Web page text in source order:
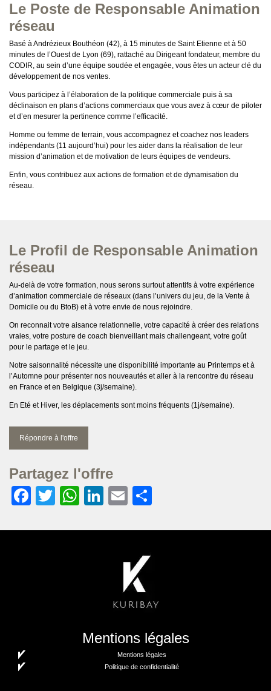
Le Poste de Responsable Animation
réseau
Basé à Andrézieux Bouthéon (42), à 15 minutes de Saint Etienne et à 50
minutes de l’Ouest de Lyon (69), rattaché au Dirigeant fondateur, membre du
CODIR, au sein d’une équipe soudée et engagée, vous êtes un acteur clé du
développement de nos ventes.
Vous participez à l’élaboration de la politique commerciale puis à sa
déclinaison en plans d’actions commerciaux que vous avez à cœur de piloter
et d’en mesurer la pertinence comme l’efficacité.
Homme ou femme de terrain, vous accompagnez et coachez nos leaders
indépendants (11 aujourd’hui) pour les aider dans la réalisation de leur
mission d’animation et de motivation de leurs équipes de vendeurs.
Enfin, vous contribuez aux actions de formation et de dynamisation du
réseau.
Le Profil de Responsable Animation
réseau
Au-delà de votre formation, nous serons surtout attentifs à votre expérience
d’animation commerciale de réseaux (dans l’univers du jeu, de la Vente à
Domicile ou du BtoB) et à votre envie de nous rejoindre.
On reconnait votre aisance relationnelle, votre capacité à créer des relations
vraies, votre posture de coach bienveillant mais challengeant, votre goût
pour le partage et le jeu.
Notre saisonnalité nécessite une disponibilité importante au Printemps et à
l’Automne pour présenter nos nouveautés et aller à la rencontre du réseau
en France et en Belgique (3j/semaine).
En Eté et Hiver, les déplacements sont moins fréquents (1j/semaine).
Répondre à l'offre
Partagez l'offre
Facebook
TwitterWhatsApp
LinkedIn
Email
Mentions légales
Mentions légales
Politique de confidentialité